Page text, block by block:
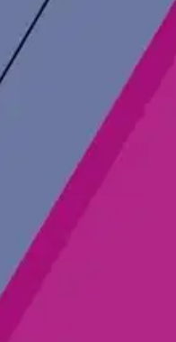
miten lakia sovelletaan
koskeva säännös,
johtuvat muutokset.